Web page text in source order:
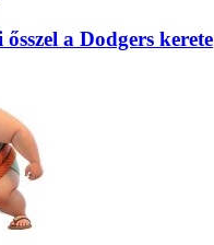
a Dodgers kerete